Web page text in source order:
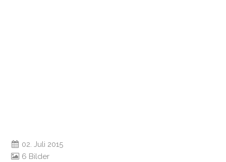
02. Juli 2015
6 Bilder